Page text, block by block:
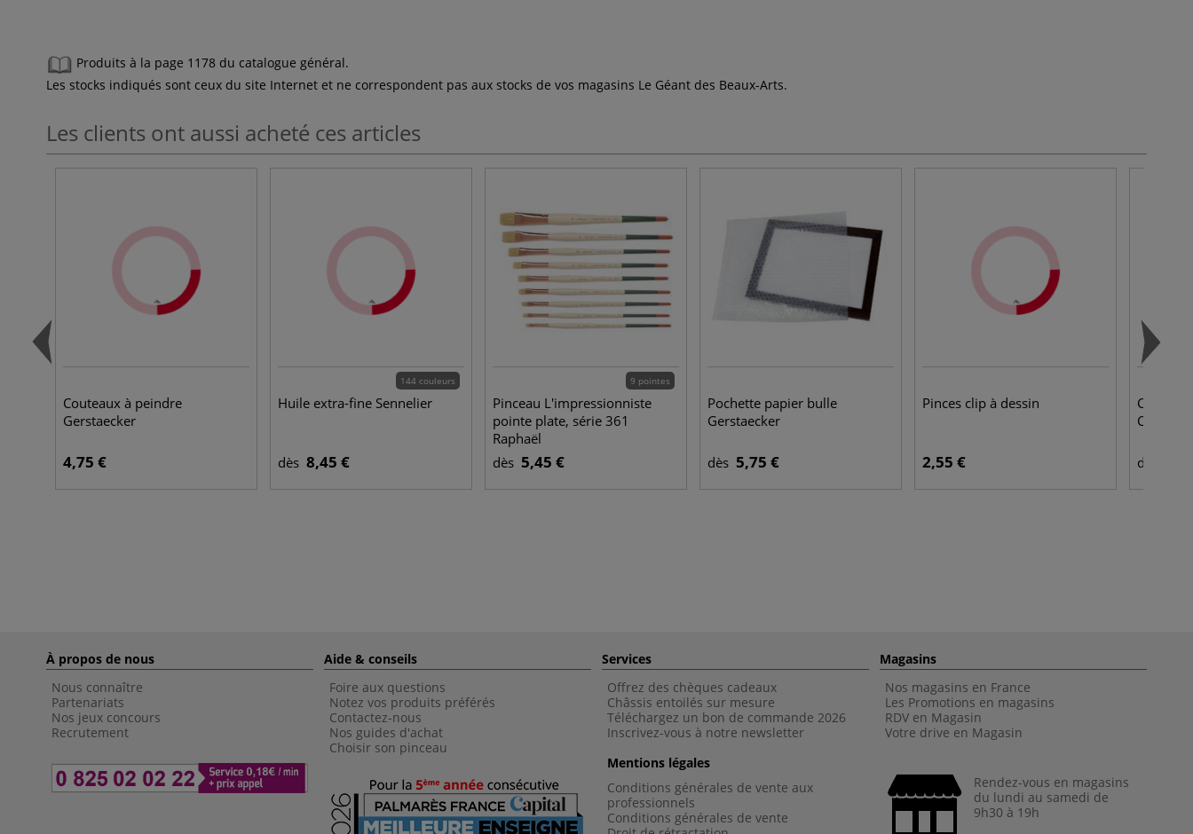
Produits à la page 1178 du catalogue général.
Les stocks indiqués sont ceux du site Internet et ne correspondent pas aux stocks de vos magasins Le Géant des Beaux-Arts.
Les clients ont aussi acheté ces articles
Couteaux à peindre
Gerstaecker
4,75 €
144 couleurs
Huile extra-fine Sennelier
dès 8,45 €
9 pointes
Pinceau L'impressionniste
pointe plate, série 361
Raphaël
dès 5,45 €
Pochette papier bulle
Gerstaecker
dès 5,75 €
Pinces clip à dessin
2,55 €
Carton
dès
À propos de nous
Nous connaître
Partenariats
Nos jeux concours
Recrutement
Aide & conseils
Foire aux questions
Notez vos produits préférés
Contactez-nous
Nos guides d'achat
Choisir son pinceau
Services
Offrez des chèques cadeaux
Châssis entoilés sur mesure
Téléchargez un bon de commande 2026
Inscrivez-vous à notre newsletter
Mentions légales
Conditions générales de vente aux
professionnels
Conditions générales de vente
Magasins
Nos magasins en France
Les Promotions en magasins
RDV en Magasin
Votre drive en Magasin
Rendez-vous en magasins
du lundi au samedi de
9h30 à 19h